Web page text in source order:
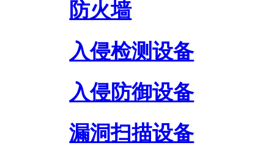
防火墙
入侵检测设备
入侵防御设备
漏洞扫描设备